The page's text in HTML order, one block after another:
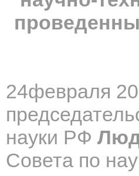
24февраля
науки РФ
Совета по